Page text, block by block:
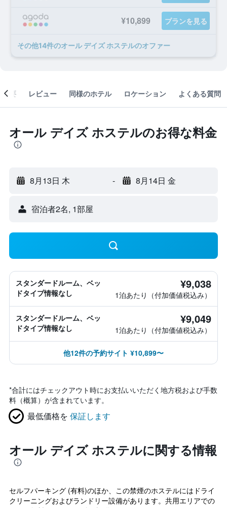
¥10,899 プランを見る
​その他14​件のオール デイズ ホステルのオファー
概要 レビュー 同様のホテル ロケーション よくある質問
オール デイズ ホステルのお得な料金
8月13日 木 - 8月14日 金
宿泊者2名, 1​部屋
スタンダードルーム、ベッ
ドタイプ情報なし
¥9,038
1泊あたり（付加価値税込み）
スタンダードルーム、ベッ
ドタイプ情報なし
¥9,049
1泊あたり（付加価値税込み）
他12件の予約サイト ¥10,899〜
*合計にはチェックアウト時にお支払いいただく地方税および手数
料（概算）が含まれています。
最低価格を 保証します
オール デイズ ホステルに関する情報
セルフパーキング (有料)のほか、この禁煙のホステルにはドライ
クリーニングおよびランドリー設備があります。共用エリアでの